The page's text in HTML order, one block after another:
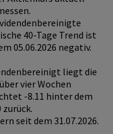
40-Tage Trend ist
05.06.2026 negativ.
liegt die
vier Wochen
-8.11 hinter dem
zurück.
seit dem 31.07.2026.